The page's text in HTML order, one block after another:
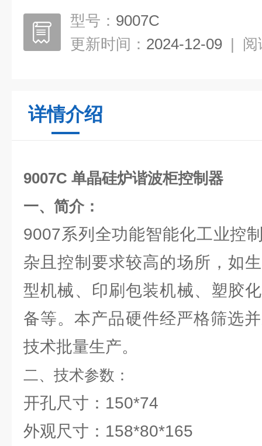
型号： 9007C
更新时间： 2024-12-09 | 阅
详情介绍
9007C 单晶硅炉谐波柜控制器
一、简介：
9007系列全功能智能化工业控
杂且控制要求较高的场所，如
型机械、印刷包装机械、塑胶
备等。本产品硬件经严格筛选
技术批量生产。
二、技术参数：
开孔尺寸：150*74
外观尺寸：158*80*165